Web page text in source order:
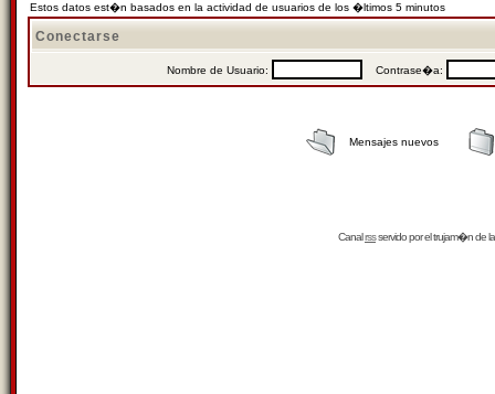
Estos datos est�n basados en la actividad de usuarios de los �ltimos 5 minutos
Conectarse
Nombre de Usuario: Contrase�a:
Mensajes nuevos
Canalrssservido por eltrujam�nde